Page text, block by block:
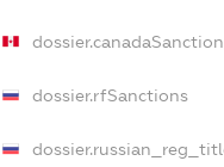
dossier.rfSanctions